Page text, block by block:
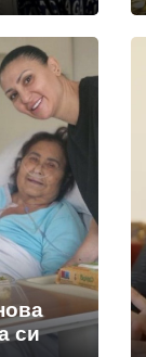
си